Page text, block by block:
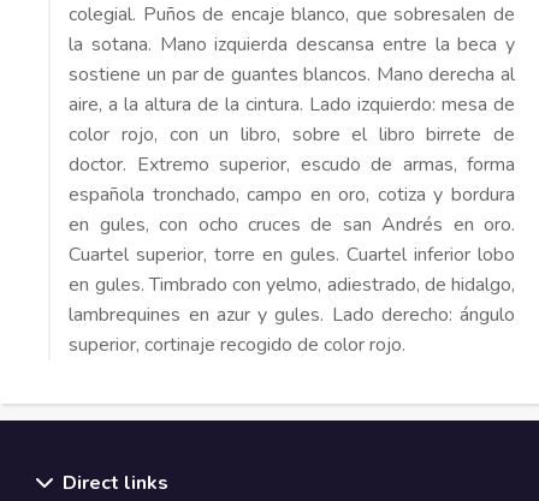
colegial. Puños de encaje blanco, que sobresalen de
la sotana. Mano izquierda descansa entre la beca y
sostiene un par de guantes blancos. Mano derecha al
aire, a la altura de la cintura. Lado izquierdo: mesa de
color rojo, con un libro, sobre el libro birrete de
doctor. Extremo superior, escudo de armas, forma
española tronchado, campo en oro, cotiza y bordura
en gules, con ocho cruces de san Andrés en oro.
Cuartel superior, torre en gules. Cuartel inferior lobo
en gules. Timbrado con yelmo, adiestrado, de hidalgo,
lambrequines en azur y gules. Lado derecho: ángulo
superior, cortinaje recogido de color rojo.
Direct links